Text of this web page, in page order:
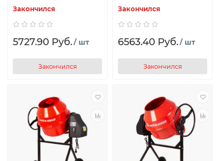
Закончился
5727.90 Руб./ шт
Закончился
Закончился
6563.40 Руб./ шт
Закончился